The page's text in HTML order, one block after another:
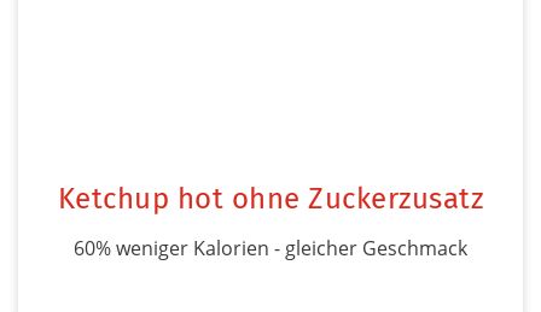
Ketchup hot ohne Zuckerzusatz
60% weniger Kalorien - gleicher Geschmack